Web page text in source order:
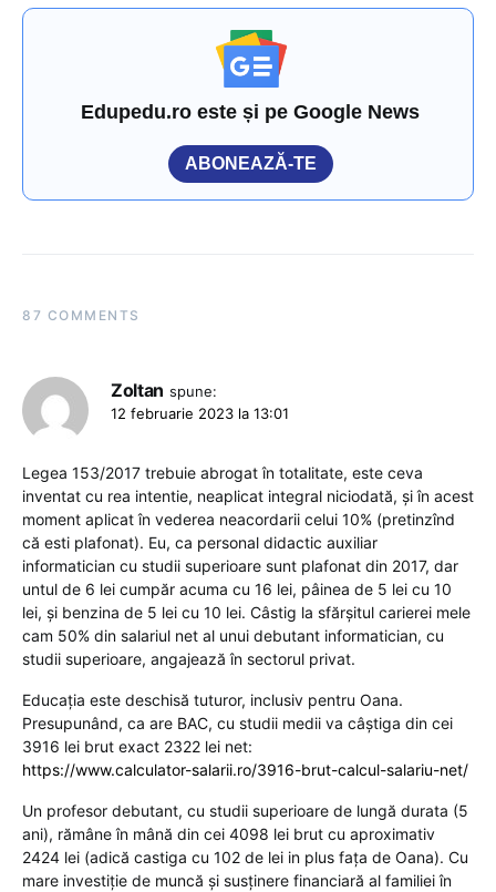
Edupedu.ro este și pe Google News
ABONEAZĂ-TE
87 COMMENTS
Zoltan spune:
12 februarie 2023 la 13:01
Legea 153/2017 trebuie abrogat în totalitate, este ceva
inventat cu rea intentie, neaplicat integral niciodată, și în acest
moment aplicat în vederea neacordarii celui 10% (pretinzînd
că esti plafonat). Eu, ca personal didactic auxiliar
informatician cu studii superioare sunt plafonat din 2017, dar
untul de 6 lei cumpăr acuma cu 16 lei, pâinea de 5 lei cu 10
lei, și benzina de 5 lei cu 10 lei. Câstig la sfărșitul carierei mele
cam 50% din salariul net al unui debutant informatician, cu
studii superioare, angajează în sectorul privat.
Educația este deschisă tuturor, inclusiv pentru Oana.
Presupunând, ca are BAC, cu studii medii va câștiga din cei
3916 lei brut exact 2322 lei net:
https://www.calculator-salarii.ro/3916-brut-calcul-salariu-net/
Un profesor debutant, cu studii superioare de lungă durata (5
ani), rămâne în mână din cei 4098 lei brut cu aproximativ
2424 lei (adică castiga cu 102 de lei in plus fața de Oana). Cu
mare investiție de muncă și susținere financiară al familiei în